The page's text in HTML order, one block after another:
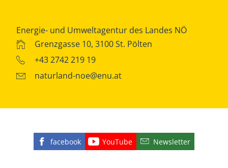
Energie- und Umweltagentur des Landes NÖ
Grenzgasse 10, 3100 St. Pölten
+43 2742 219 19
naturland-noe@enu.at
Finden Sie die eNu auf Facebook
facebook Besuchen Sie den
YouTube Abonnieren Sie
Newsletter